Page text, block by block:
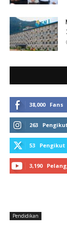
38,000 Fans
263
53 Pengikut
3,190